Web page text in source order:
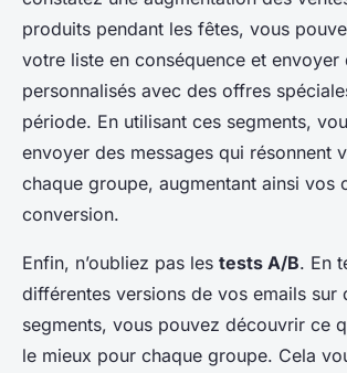
produits pendant les fêtes, vous
votre liste en conséquence et envoyer
personnalisés avec des offres
période. En utilisant ces segments,
envoyer des messages qui résonnent
chaque groupe, augmentant ainsi vos
conversion.
Enfin, n’oubliez pas les tests A/B. En
différentes versions de vos emails sur
segments, vous pouvez découvrir ce
le mieux pour chaque groupe. Cela